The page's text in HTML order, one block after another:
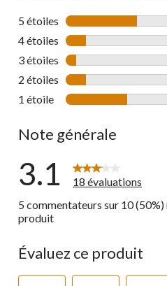
5 étoiles étoiles
4 étoiles étoiles
3 étoiles étoiles
2 étoiles étoiles
1 étoile étoiles
Note générale
3.1
18 évaluations
5 commentateurs sur 10
produit
Évaluez ce produit